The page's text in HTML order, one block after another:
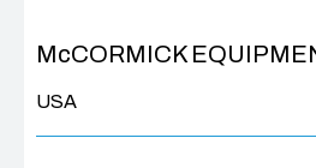
McCORMICK
USA